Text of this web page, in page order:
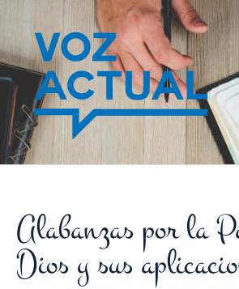
contenido
Alabanzas por la
Dios y sus